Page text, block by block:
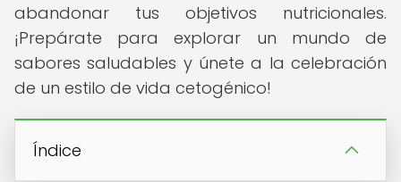
abandonar tus objetivos nutricionales.
¡Prepárate para explorar un mundo de
sabores saludables y únete a la celebración
de un estilo de vida cetogénico!
Índice